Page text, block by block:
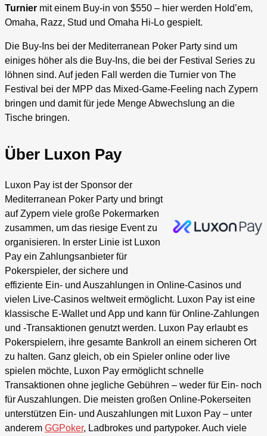
Turnier mit einem Buy-in von $550 – hier werden Hold’em,
Omaha, Razz, Stud und Omaha Hi-Lo gespielt.
Die Buy-Ins bei der Mediterranean Poker Party sind um
einiges höher als die Buy-Ins, die bei der Festival Series zu
löhnen sind. Auf jeden Fall werden die Turnier von The
Festival bei der MPP das Mixed-Game-Feeling nach Zypern
bringen und damit für jede Menge Abwechslung an die
Tische bringen.
Über Luxon Pay
Luxon Pay ist der Sponsor der
Mediterranean Poker Party und bringt
auf Zypern viele große Pokermarken
zusammen, um das riesige Event zu
organisieren. In erster Linie ist Luxon
Pay ein Zahlungsanbieter für
Pokerspieler, der sichere und
effiziente Ein- und Auszahlungen in Online-Casinos und
vielen Live-Casinos weltweit ermöglicht. Luxon Pay ist eine
klassische E-Wallet und App und kann für Online-Zahlungen
und -Transaktionen genutzt werden. Luxon Pay erlaubt es
Pokerspielern, ihre gesamte Bankroll an einem sicheren Ort
zu halten. Ganz gleich, ob ein Spieler online oder live
spielen möchte, Luxon Pay ermöglicht schnelle
Transaktionen ohne jegliche Gebühren – weder für Ein- noch
für Auszahlungen. Die meisten großen Online-Pokerseiten
unterstützen Ein- und Auszahlungen mit Luxon Pay – unter
anderem GGPoker, Ladbrokes und partypoker. Auch viele